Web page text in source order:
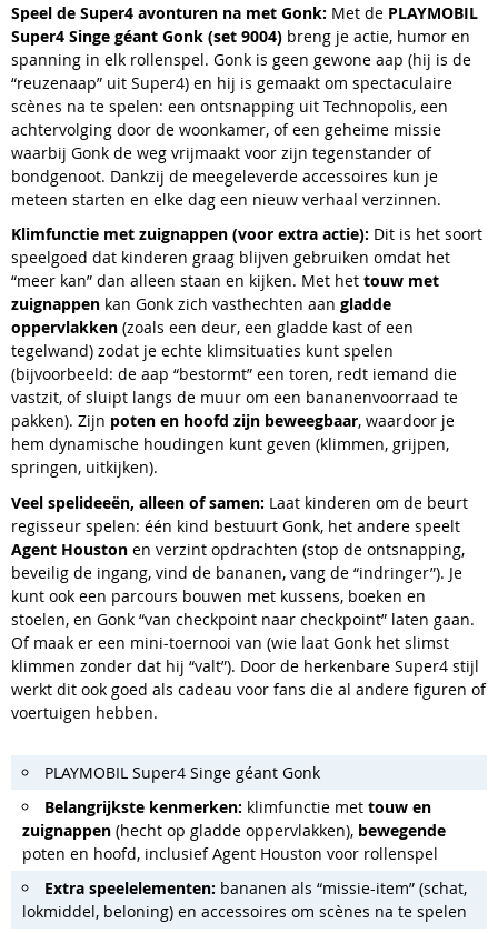
Speel de Super4 avonturen na met Gonk: Met de PLAYMOBIL
Super4 Singe géant Gonk (set 9004) breng je actie, humor en
spanning in elk rollenspel. Gonk is geen gewone aap (hij is de
“reuzenaap” uit Super4) en hij is gemaakt om spectaculaire
scènes na te spelen: een ontsnapping uit Technopolis, een
achtervolging door de woonkamer, of een geheime missie
waarbij Gonk de weg vrijmaakt voor zijn tegenstander of
bondgenoot. Dankzij de meegeleverde accessoires kun je
meteen starten en elke dag een nieuw verhaal verzinnen.
Klimfunctie met zuignappen (voor extra actie): Dit is het soort
speelgoed dat kinderen graag blijven gebruiken omdat het
“meer kan” dan alleen staan en kijken. Met het touw met
zuignappen kan Gonk zich vasthechten aan gladde
oppervlakken (zoals een deur, een gladde kast of een
tegelwand) zodat je echte klimsituaties kunt spelen
(bijvoorbeeld: de aap “bestormt” een toren, redt iemand die
vastzit, of sluipt langs de muur om een bananenvoorraad te
pakken). Zijn poten en hoofd zijn beweegbaar, waardoor je
hem dynamische houdingen kunt geven (klimmen, grijpen,
springen, uitkijken).
Veel spelideeën, alleen of samen: Laat kinderen om de beurt
regisseur spelen: één kind bestuurt Gonk, het andere speelt
Agent Houston en verzint opdrachten (stop de ontsnapping,
beveilig de ingang, vind de bananen, vang de “indringer”). Je
kunt ook een parcours bouwen met kussens, boeken en
stoelen, en Gonk “van checkpoint naar checkpoint” laten gaan.
Of maak er een mini-toernooi van (wie laat Gonk het slimst
klimmen zonder dat hij “valt”). Door de herkenbare Super4 stijl
werkt dit ook goed als cadeau voor fans die al andere figuren of
voertuigen hebben.
PLAYMOBIL Super4 Singe géant Gonk
Belangrijkste kenmerken: klimfunctie met touw en
zuignappen (hecht op gladde oppervlakken), bewegende
poten en hoofd, inclusief Agent Houston voor rollenspel
Extra speelelementen: bananen als “missie-item” (schat,
lokmiddel, beloning) en accessoires om scènes na te spelen